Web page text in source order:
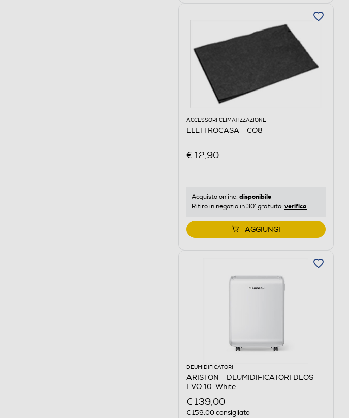
ACCESSORI CLIMATIZZAZIONE
ELETTROCASA - CO8
€ 12,90
Acquisto online: disponibile
Ritiro in negozio in 30' gratuito: verifica
AGGIUNGI
DEUMIDIFICATORI
ARISTON - DEUMIDIFICATORI DEOS
EVO 10-White
€ 139,00
€ 159,00consigliato